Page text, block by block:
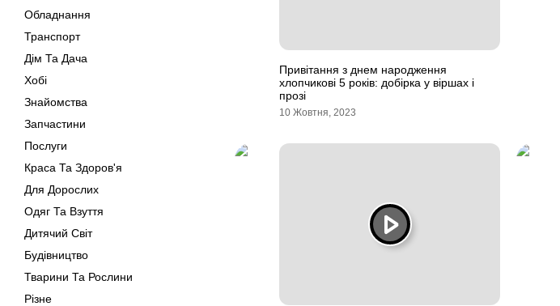
Обладнання
Транспорт
Дім Та Дача
Хобі
Знайомства
Запчастини
Послуги
Краса Та Здоров'я
Для Дорослих
Одяг Та Взуття
Дитячий Світ
Будівництво
Тварини Та Рослини
Різне
Привітання з днем народження
хлопчикові 5 років: добірка у віршах і
прозі
10 Жовтня, 2023